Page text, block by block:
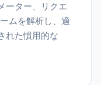
ーター、リクエ
ムを解析し、適
れた慣用的な